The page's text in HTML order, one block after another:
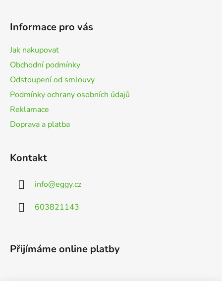
Informace pro vás
Jak nakupovat
Obchodní podmínky
Odstoupení od smlouvy
Podmínky ochrany osobních údajů
Reklamace
Doprava a platba
Kontakt
info@eggy.cz
603821143
Přijímáme online platby